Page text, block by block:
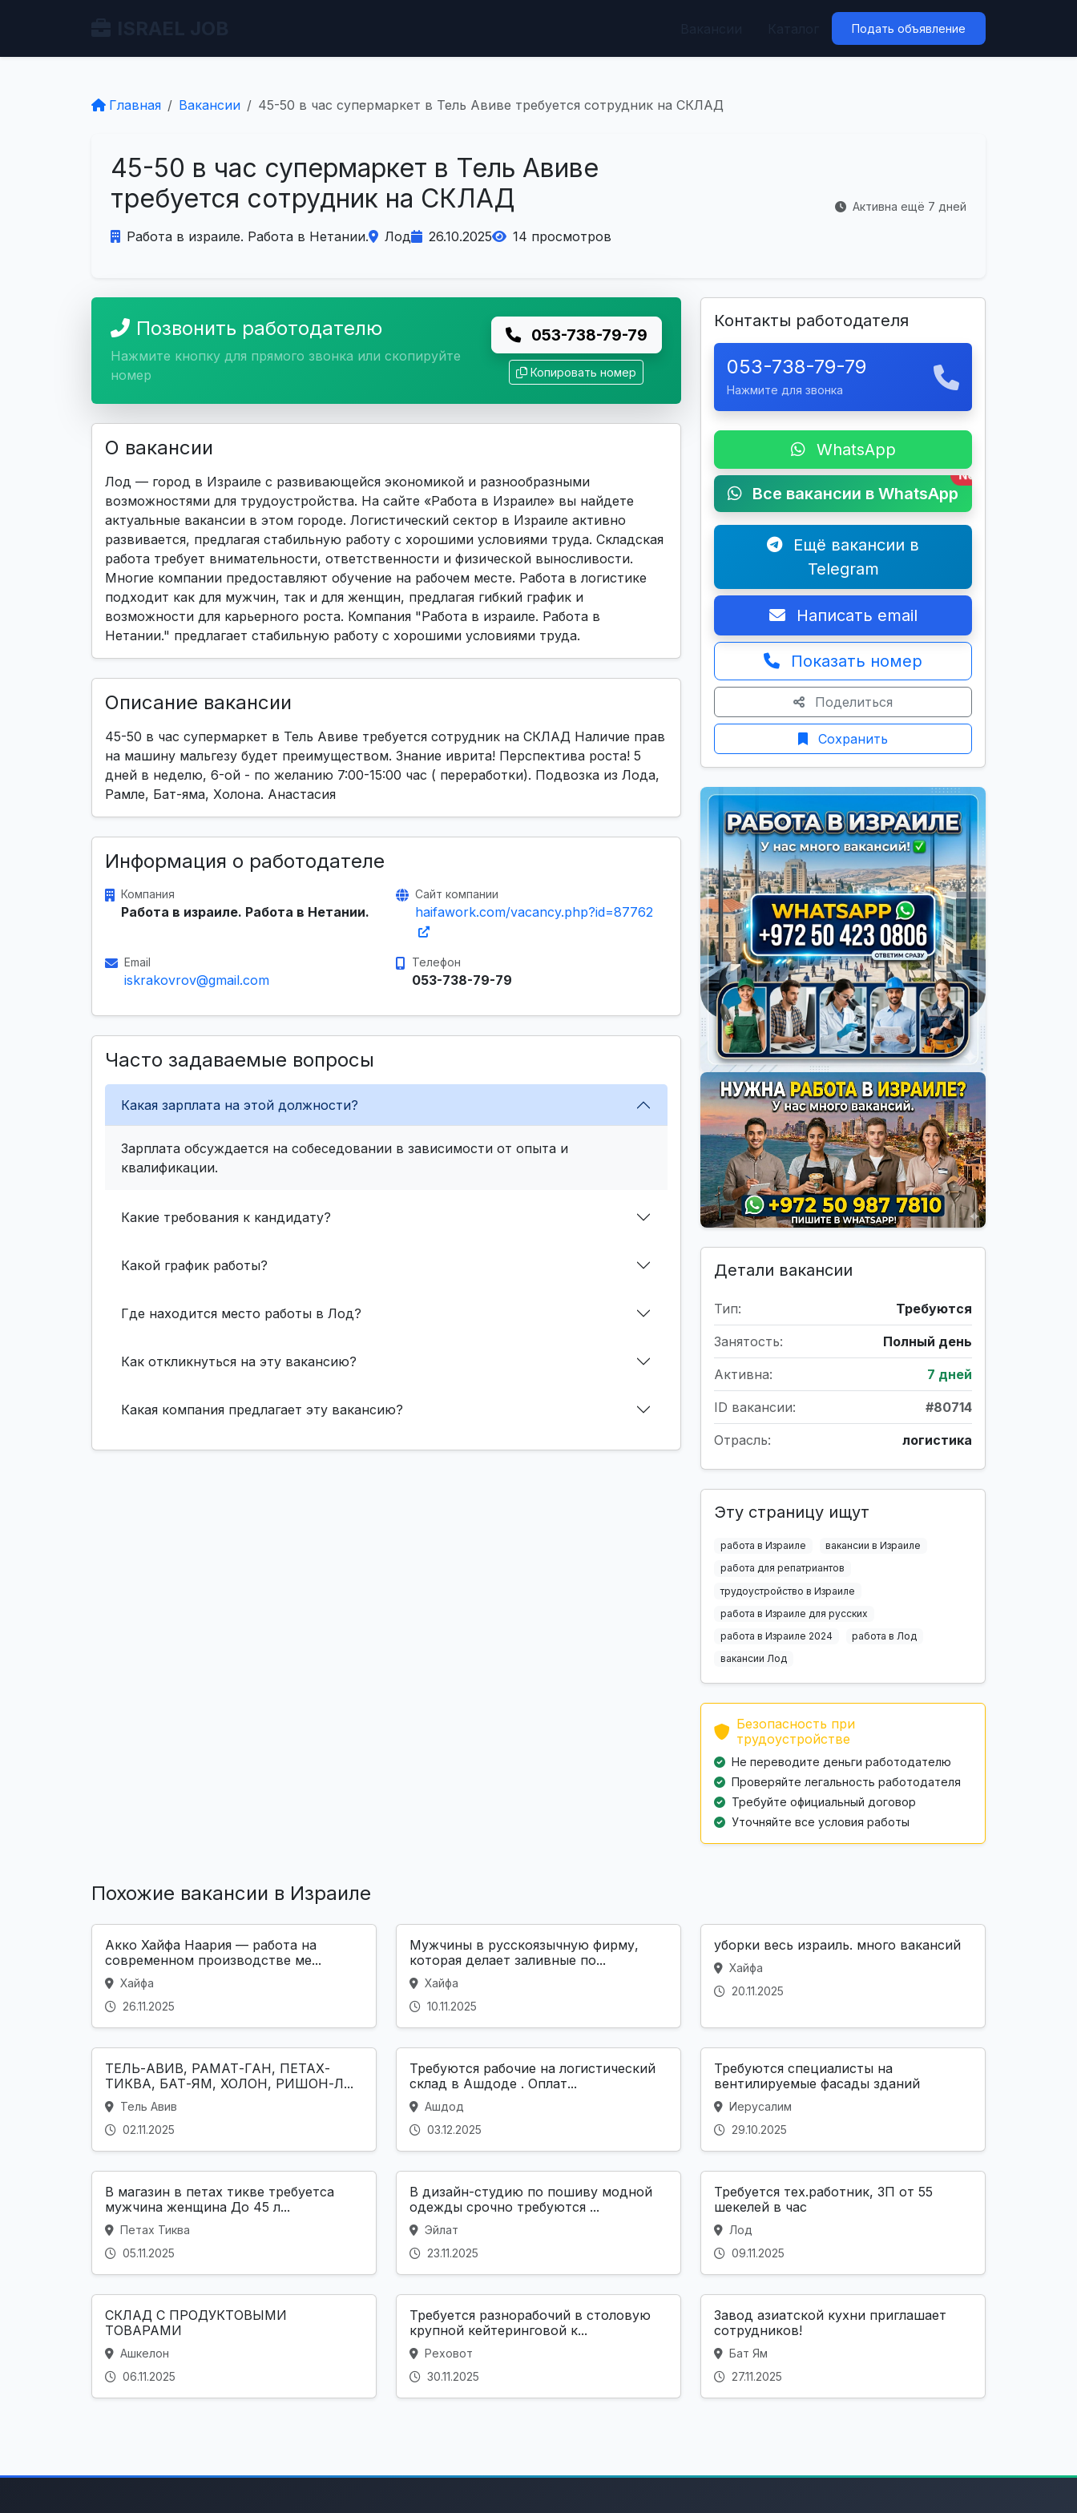
Подать объявление
Главная Вакансии 45-50 в час супермаркет в Тель Авиве требуется сотрудник на СКЛАД
45-50 в час супермаркет в Тель Авиве
требуется сотрудник на СКЛАД
Работа в израиле. Работа в Нетании. Лод 26.10.2025 14 просмотров
Активна ещё 7 дней
Позвонить работодателю
Нажмите кнопку для прямого звонка или скопируйте
номер
053-738-79-79
Копировать номер
О вакансии
Лод — город в Израиле с развивающейся экономикой и разнообразными
возможностями для трудоустройства. На сайте «Работа в Израиле» вы найдете
актуальные вакансии в этом городе. Логистический сектор в Израиле активно
развивается, предлагая стабильную работу с хорошими условиями труда. Складская
работа требует внимательности, ответственности и физической выносливости.
Многие компании предоставляют обучение на рабочем месте. Работа в логистике
подходит как для мужчин, так и для женщин, предлагая гибкий график и
возможности для карьерного роста. Компания "Работа в израиле. Работа в
Нетании." предлагает стабильную работу с хорошими условиями труда.
Описание вакансии
45-50 в час супермаркет в Тель Авиве требуется сотрудник на СКЛАД Наличие прав
на машину мальгезу будет преимуществом. Знание иврита! Перспектива роста! 5
дней в неделю, 6-ой - по желанию 7:00-15:00 час ( переработки). Подвозка из Лода,
Рамле, Бат-яма, Холона. Анастасия
Информация о работодателе
Компания
Работа в израиле. Работа в Нетании.
Сайт компании
haifawork.com/vacancy.php?id=87762
Email
iskrakovrov@gmail.com
Телефон
053-738-79-79
Часто задаваемые вопросы
Какая зарплата на этой должности?
Зарплата обсуждается на собеседовании в зависимости от опыта и
квалификации.
Какие требования к кандидату?
Какой график работы?
Где находится место работы в Лод?
Как откликнуться на эту вакансию?
Какая компания предлагает эту вакансию?
Контакты работодателя
053-738-79-79
Нажмите для звонка
WhatsApp
Все вакансии в WhatsApp
New
Ещё вакансии в
Telegram
Написать email
Показать номер
Поделиться
Сохранить
Детали вакансии
Тип: Требуются
Занятость: Полный день
Активна: 7 дней
ID вакансии: #80714
Отрасль: логистика
Эту страницу ищут
работа в Израиле
вакансии в Израиле
работа для репатриантов
трудоустройство в Израиле
работа в Израиле для русских
работа в Израиле 2024
работа в Лод
вакансии Лод
Безопасность при
трудоустройстве
Не переводите деньги работодателю
Проверяйте легальность работодателя
Требуйте официальный договор
Уточняйте все условия работы
Похожие вакансии в Израиле
Акко Хайфа Наария — работа на
современном производстве ме...
Хайфа
26.11.2025
Мужчины в русскоязычную фирму,
которая делает заливные по...
Хайфа
10.11.2025
уборки весь израиль. много вакансий
Хайфа
20.11.2025
ТЕЛЬ-АВИВ, РАМАТ-ГАН, ПЕТАХ-
ТИКВА, БАТ-ЯМ, ХОЛОН, РИШОН-Л...
Тель Авив
02.11.2025
Требуются рабочие на логистический
склад в Ашдоде . Оплат...
Ашдод
03.12.2025
Требуются специалисты на
вентилируемые фасады зданий
Иерусалим
29.10.2025
В магазин в петах тикве требуетса
мужчина женщина До 45 л...
Петах Тиква
05.11.2025
В дизайн-студию по пошиву модной
одежды срочно требуются ...
Эйлат
23.11.2025
Требуется тех.работник, ЗП от 55
шекелей в час
Лод
09.11.2025
СКЛАД С ПРОДУКТОВЫМИ
ТОВАРАМИ
Ашкелон
06.11.2025
Требуется разнорабочий в столовую
крупной кейтеринговой к...
Реховот
30.11.2025
Завод азиатской кухни приглашает
сотрудников!
Бат Ям
27.11.2025